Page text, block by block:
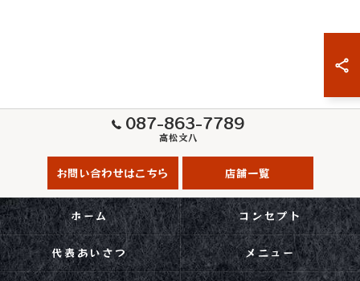
087-863-7789
高松文八
お問い合わせはこちら 店舗一覧
ホーム コンセプト
代表あいさつ メニュー